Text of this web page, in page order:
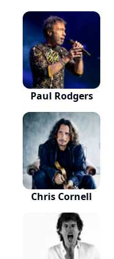
Paul Rodgers
Chris Cornell